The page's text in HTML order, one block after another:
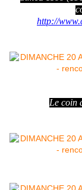
http://
Le coin